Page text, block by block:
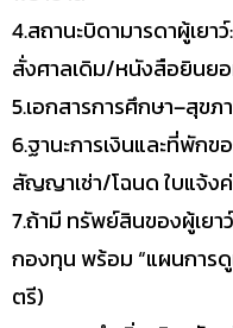
4.สถานะบิดามารดาผู้เย
สั่งศาลเดิม/หนังสือยินย
5.เอกสารการศึกษา–สุข
6.ฐานะการเงินและที่พัก
สัญญาเช่า/โฉนด ใบแจ้ง
7.ถ้ามี ทรัพย์สินของผู้เย
กองทุน พร้อม “แผนการ
ตรี)